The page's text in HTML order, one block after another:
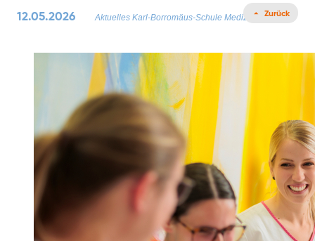
12.05.2026 Aktuelles Karl-Borromäus-Schule Medizin NewsZurück